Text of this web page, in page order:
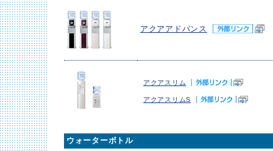
アクアアドバンス
アクアスリム
アクアスリムS
ウォーターボトル